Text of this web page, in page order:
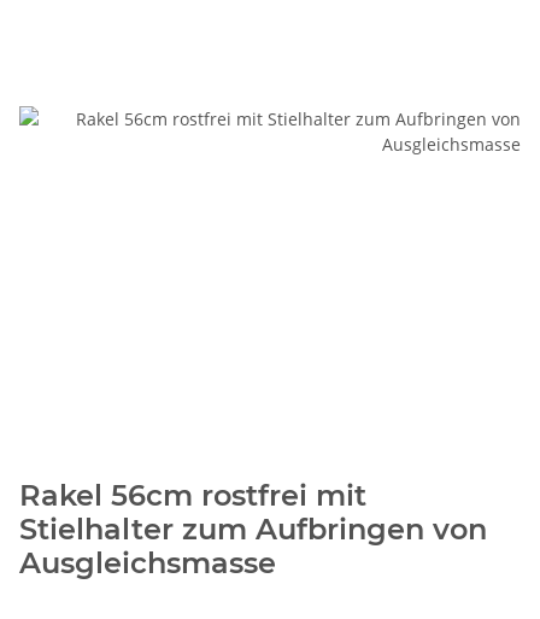
Rakel 56cm rostfrei mit
Stielhalter zum Aufbringen von
Ausgleichsmasse